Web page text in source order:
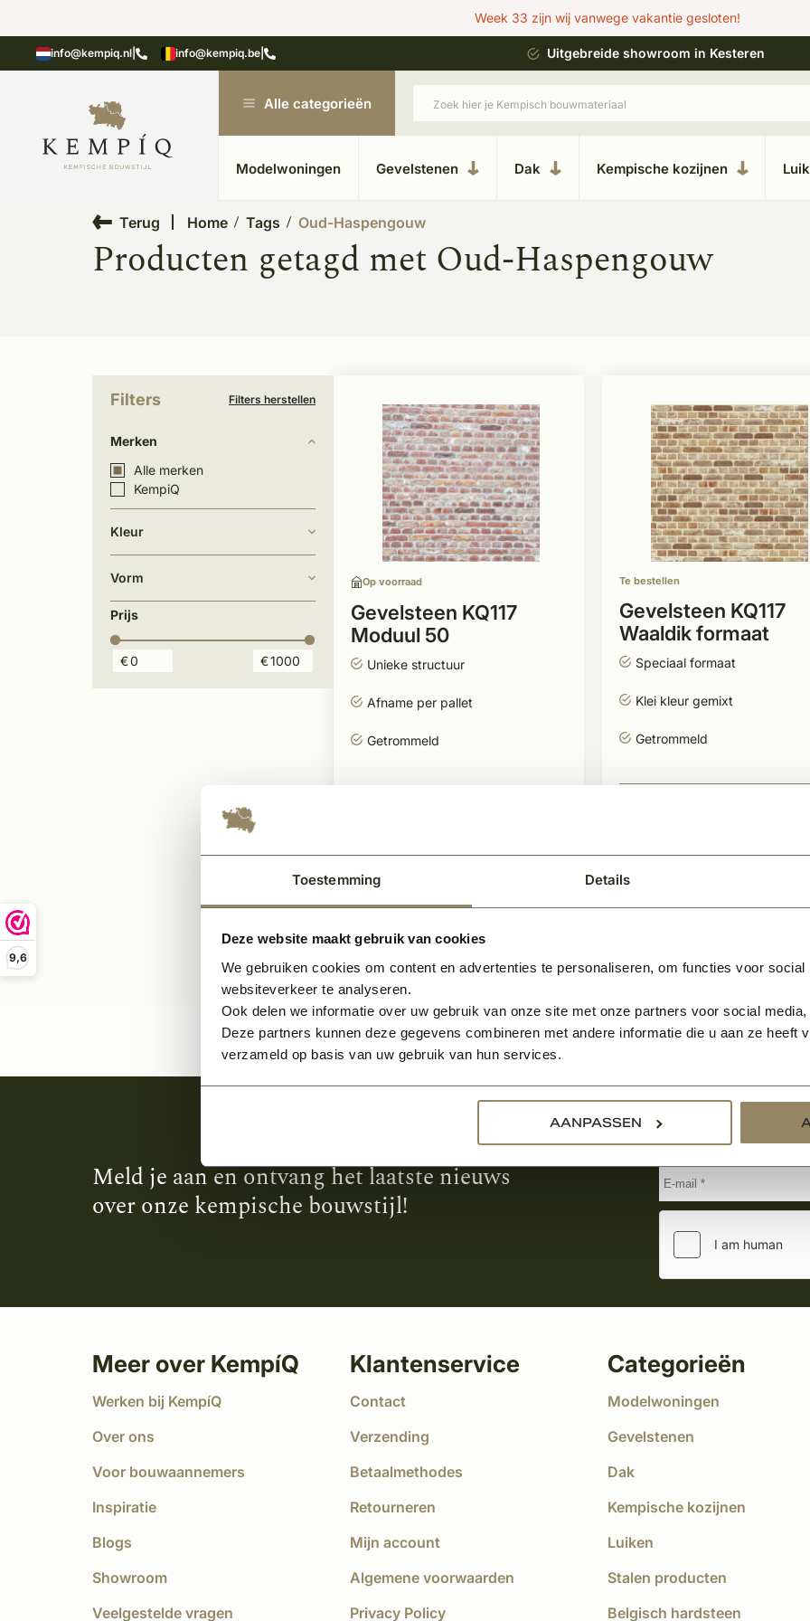
Toestemming Details
Deze website maakt gebruik van cookies
We gebruiken cookies om content en advertenties te personaliseren, om functies voor
websiteverkeer te analyseren.
Ook delen we informatie over uw gebruik van onze site met onze partners voor social
Deze partners kunnen deze gegevens combineren met andere informatie die u aan ze heeft
verzameld op basis van uw gebruik van hun services.
AANPASSEN
9,6
Week 33 zijn wij vanwege vakantie gesloten!
info@kempiq.nl info@kempiq.be
in kempische bouwstijl Meer dan 20 jaar ervaring Uitgebreide showroom in Kesteren
Alle categorieën
Modelwoningen Gevelstenen Dak Kempische kozijnen
Terug Home Tags Oud-Haspengouw
Producten getagd met Oud-Haspengouw
Filters Filters herstellen
Merken
Alle merken
KempiQ
Kleur
Vorm
Prijs
€ €
Op voorraad
Gevelsteen KQ117
Moduul 50
Unieke structuur
Afname per pallet
Getrommeld
Te bestellen
Gevelsteen KQ117
Waaldik formaat
Speciaal formaat
Klei kleur gemixt
Getrommeld
Meld je aan en ontvang het laatste nieuws
over onze kempische bouwstijl!
Meer over KempíQ
Werken bij KempíQ
Over ons
Voor bouwaannemers
Inspiratie
Blogs
Showroom
Veelgestelde vragen
Klantenservice
Contact
Verzending
Betaalmethodes
Retourneren
Mijn account
Algemene voorwaarden
Privacy Policy
Categorieën
Modelwoningen
Gevelstenen
Dak
Kempische kozijnen
Luiken
Stalen producten
Belgisch hardsteen